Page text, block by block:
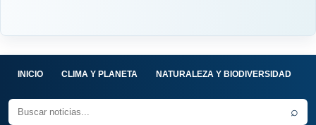
INICIO CLIMA Y PLANETA NATURALEZA Y BIODIVERSIDAD
⌕